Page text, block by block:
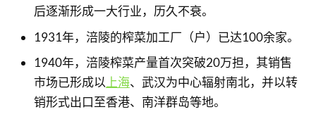
后逐渐形成一大行业，历久不衰。
1931年，涪陵的榨菜加工厂（户）已达100余家。
1940年，涪陵榨菜产量首次突破20万担，其销售
市场已形成以 上海、武汉为中心辐射南北，并以转
销形式出口至香港、南洋群岛等地。